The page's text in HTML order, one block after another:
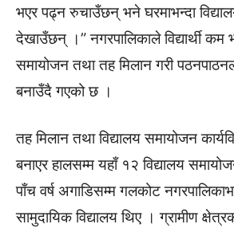
भएर पढ्न रुचाउँछन् भने घरमाभन्दा
देखाउँछन् ।” नगरपालिकाले विद्यार्थी कम
समायोजन तथा तह मिलान गरी
बनाउँदै गएको छ ।
तह मिलान तथा विद्यालय समायोजन
बनाएर हालसम्म यहाँ १२ विद्यालय
पाँच वर्ष अगाडिसम्म गलकोट
सामुदायिक विद्यालय थिए । ग्रामीण क्षेत्रका